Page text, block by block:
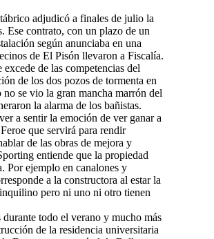
adjudicó a finales de julio la
Ese contrato, con un plazo de un
según anunciaba en una
de El Pisón llevaron a Fiscalía.
de las competencias del
de los dos pozos de tormenta en
se vio la gran mancha marrón del
la alarma de los bañistas.
a sentir la emoción de ver ganar a
que servirá para rendir
de las obras de mejora y
entiende que la propiedad
Por ejemplo en canalones y
a la constructora al estar la
pero ni uno ni otro tienen
todo el verano y mucho más
de la residencia universitaria